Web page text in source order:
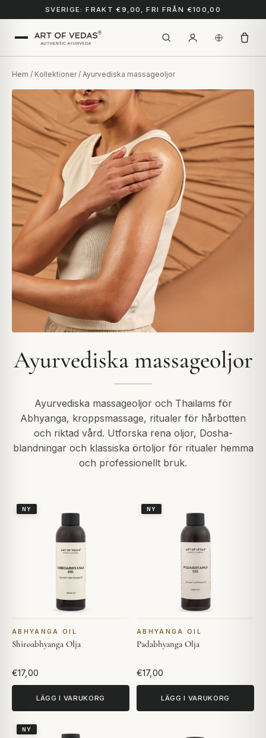
SVERIGE: FRAKT €9,00, FRI FRÅN €100,00
Hem / Kollektioner/ Ayurvediska massageoljor
Ayurvediska massageoljor
Ayurvediska massageoljor och Thailams för
Abhyanga, kroppsmassage, ritualer för hårbotten
och riktad vård. Utforska rena oljor, Dosha-
blandningar och klassiska örtoljor för ritualer hemma
och professionellt bruk.
NY
ABHYANGA OIL
Shiroabhyanga Olja
€17,00
LÄGG I VARUKORG
NY
ABHYANGA OIL
Padabhyanga Olja
€17,00
LÄGG I VARUKORG
NY